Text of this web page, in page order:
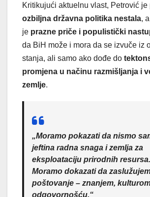
Kritikujući aktuelnu vlast, Petrović
ozbiljna državna politika nestala,
je prazne priče i populistički
da BiH može i mora da se izvuče iz
stanja, ali samo ako dođe do
promjena u načinu razmišljanja i
zemlje.
„Moramo pokazati da nismo
jeftina radna snaga i zemlja za
eksploataciju prirodnih resursa.
Moramo dokazati da
poštovanje – znanjem,
odgovornošću.“